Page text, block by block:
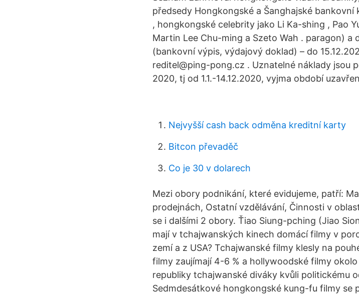
předsedy Hongkongské a Šanghajské
, hongkongské celebrity jako Li Ka-shing , Pao
Martin Lee Chu-ming a Szeto Wah . paragon) a
(bankovní výpis, výdajový doklad) – do
reditel@ping-pong.cz . Uznatelné náklady jsou
2020, tj od 1.1.-14.12.2020, vyjma období
Nejvyšší cash back odměna kreditní karty
Bitcon převaděč
Co je 30 v dolarech
Mezi obory podnikání, které evidujeme, patří:
prodejnách, Ostatní vzdělávání, Činnosti v
se i dalšími 2 obory. Ťiao Siung-pching (Jiao
mají v tchajwanských kinech domácí filmy v
zemí a z USA? Tchajwanské filmy klesly na
filmy zaujímají 4-6 % a hollywoodské filmy
republiky tchajwanské diváky kvůli politickému
Sedmdesátkové hongkongské kung-fu filmy se